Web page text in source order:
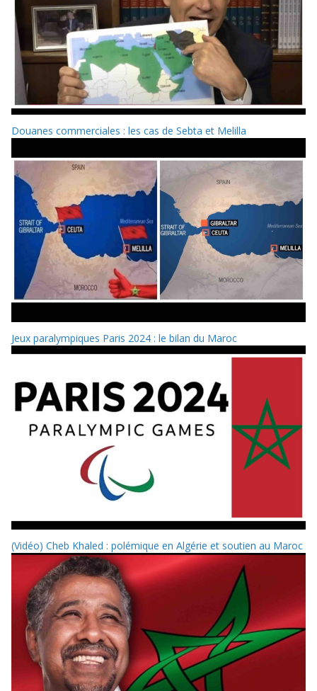
Douanes commerciales : les cas de Sebta et Melilla
Jeux paralympiques Paris 2024 : le bilan du Maroc
(Vidéo) Cheb Khaled : polémique en Algérie et soutien au Maroc